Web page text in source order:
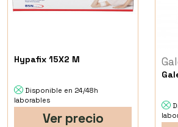
Hypafix 15X2 M
Disponible en 24/48h
laborables
Ver precio